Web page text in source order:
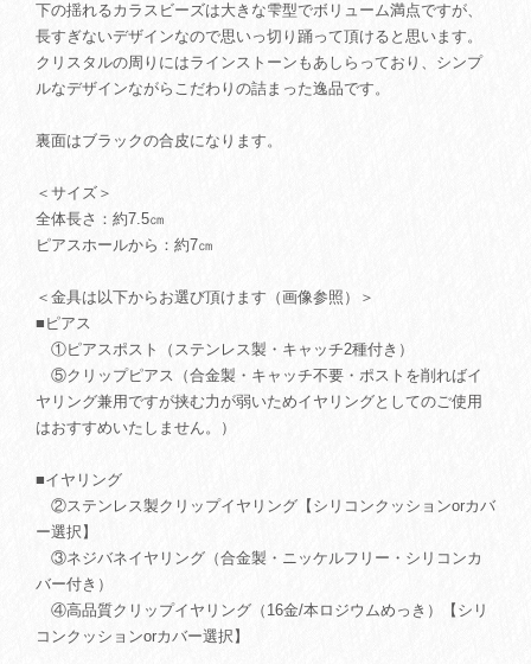
下の揺れるカラスビーズは大きな雫型でボリューム満点ですが、
長すぎないデザインなので思いっ切り踊って頂けると思います。
クリスタルの周りにはラインストーンもあしらっており、シンプ
ルなデザインながらこだわりの詰まった逸品です。
裏面はブラックの合皮になります。
＜サイズ＞
全体長さ：約7.5㎝
ピアスホールから：約7㎝
＜金具は以下からお選び頂けます（画像参照）＞
■ピアス
①ピアスポスト（ステンレス製・キャッチ2種付き）
⑤クリップピアス（合金製・キャッチ不要・ポストを削ればイ
ヤリング兼用ですが挟む力が弱いためイヤリングとしてのご使用
はおすすめいたしません。）
■イヤリング
②ステンレス製クリップイヤリング【シリコンクッションorカバ
ー選択】
③ネジバネイヤリング（合金製・ニッケルフリー・シリコンカ
バー付き）
④高品質クリップイヤリング（16金/本ロジウムめっき）【シリ
コンクッションorカバー選択】